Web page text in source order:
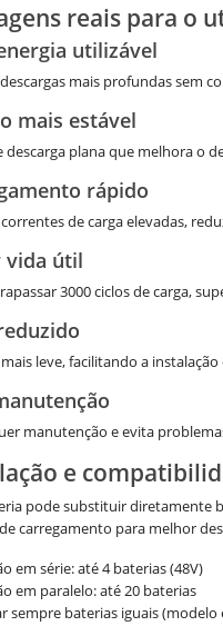
reais para o
utilizável
mais profundas sem
mais estável
descarga plana que melhora o
rápido
de carga elevadas,
vida útil
3000 ciclos de carga,
leve, facilitando a
manutenção e evita
e
pode substituir diretamente
carregamento para melhor
em série: até 4 baterias (48V)
em paralelo: até 20 baterias
sempre baterias iguais (modelo